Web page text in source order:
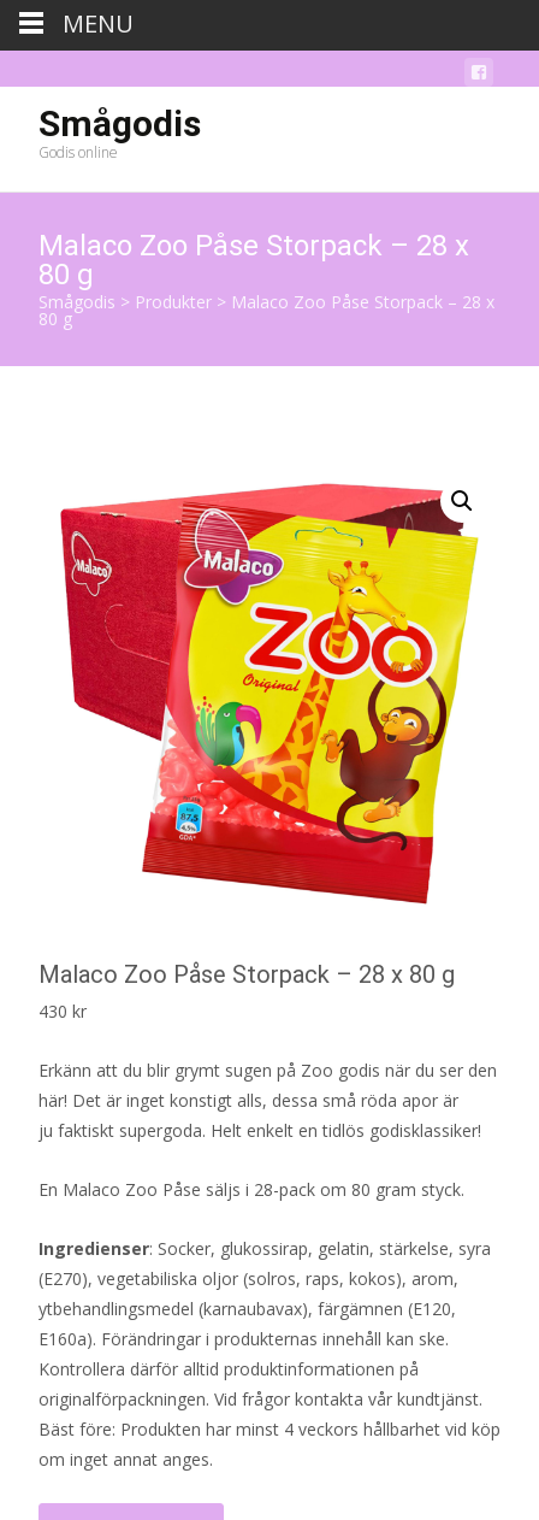
Smågodis
Godis online
Malaco Zoo Påse Storpack – 28 x
80 g
Smågodis > Produkter > Malaco Zoo Påse Storpack – 28 x
80 g
Malaco Zoo Påse Storpack – 28 x 80 g
430 kr
Erkänn att du blir grymt sugen på Zoo godis när du ser den
här! Det är inget konstigt alls, dessa små röda apor är
ju faktiskt supergoda. Helt enkelt en tidlös godisklassiker!
En Malaco Zoo Påse säljs i 28-pack om 80 gram styck.
Ingredienser: Socker, glukossirap, gelatin, stärkelse, syra
(E270), vegetabiliska oljor (solros, raps, kokos), arom,
ytbehandlingsmedel (karnaubavax), färgämnen (E120,
E160a). Förändringar i produkternas innehåll kan ske.
Kontrollera därför alltid produktinformationen på
originalförpackningen. Vid frågor kontakta vår kundtjänst.
Bäst före: Produkten har minst 4 veckors hållbarhet vid köp
om inget annat anges.
MENU